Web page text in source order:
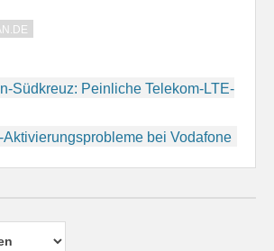
Südkreuz: Peinliche Telekom-LTE-
Aktivierungsprobleme bei Vodafone